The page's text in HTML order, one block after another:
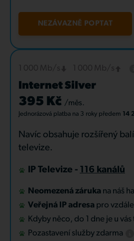
NEZÁVAZNĚ POPTAT
Internet Silver
395 Kč /měs.
Jednorázová platba na 3 roky předem 14
Navíc obsahuje rozšířený
televize.
IP Televize - 116 kanálů
Neomezená záruka na náš
Veřejná IP adresa pro
Kdyby něco, do 1 dne je u
Pozastavení služby zdarma